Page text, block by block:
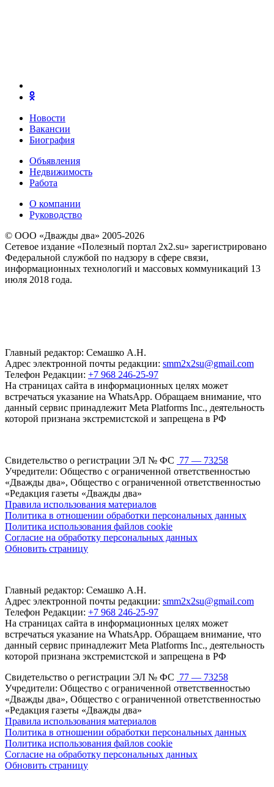
Новости
Вакансии
Биография
Объявления
Недвижимость
Работа
О компании
Руководство
© ООО «Дважды два» 2005-2026
Сетевое издание «Полезный портал 2x2.su» зарегистрировано
Федеральной службой по надзору в сфере связи,
информационных технологий и массовых коммуникаций 13
июля 2018 года.
Главный редактор: Семашко А.Н.
Адрес электронной почты редакции: smm2x2su@gmail.com
Телефон Редакции: +7 968 246-25-97
На страницах сайта в информационных целях может
встречаться указание на WhatsApp. Обращаем внимание, что
данный сервис принадлежит Meta Platforms Inc., деятельность
которой признана экстремистской и запрещена в РФ
Свидетельство о регистрации ЭЛ № ФС 77 — 73258
Учредители: Общество с ограниченной ответственностью
«Дважды два», Общество с ограниченной ответственностью
«Редакция газеты «Дважды два»
Правила использования материалов
Политика в отношении обработки персональных данных
Политика использования файлов cookie
Согласие на обработку персональных данных
Обновить страницу
Главный редактор: Семашко А.Н.
Адрес электронной почты редакции: smm2x2su@gmail.com
Телефон Редакции: +7 968 246-25-97
На страницах сайта в информационных целях может
встречаться указание на WhatsApp. Обращаем внимание, что
данный сервис принадлежит Meta Platforms Inc., деятельность
которой признана экстремистской и запрещена в РФ
Свидетельство о регистрации ЭЛ № ФС 77 — 73258
Учредители: Общество с ограниченной ответственностью
«Дважды два», Общество с ограниченной ответственностью
«Редакция газеты «Дважды два»
Правила использования материалов
Политика в отношении обработки персональных данных
Политика использования файлов cookie
Согласие на обработку персональных данных
Обновить страницу